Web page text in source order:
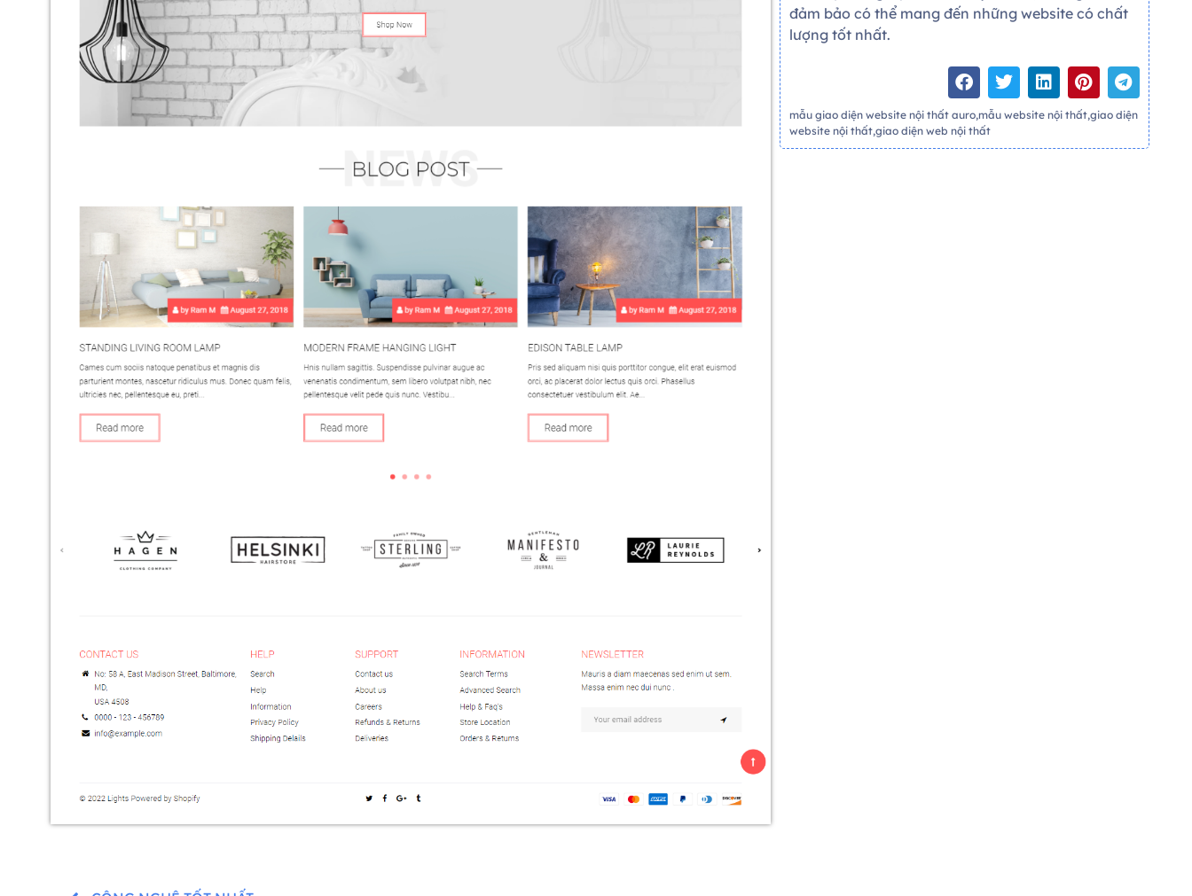
đảm bảo có thể mang đến những website có chất
lượng tốt nhất.
mẫu giao diện website nội thất auro,mẫu website nội thất,giao diện
website nội thất,giao diện web nội thất